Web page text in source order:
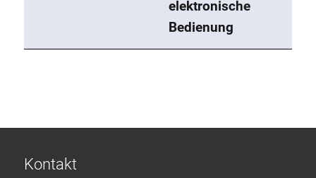
elektronische
Bedienung
Kontakt